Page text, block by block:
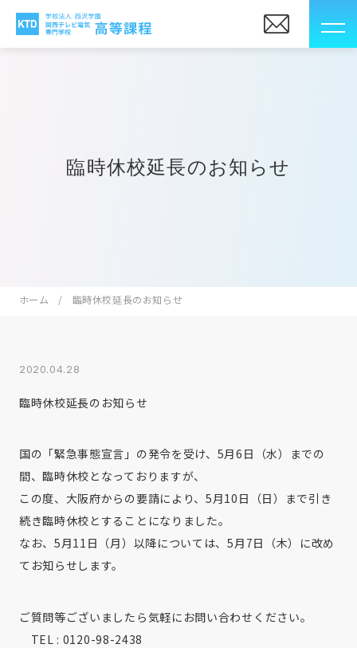
臨時休校延長のお知らせ
ホーム 臨時休校延長のお知らせ
2020.04.28
臨時休校延長のお知らせ
国の「緊急事態宣言」の発令を受け、5月6日（水）までの
間、臨時休校となっておりますが、
この度、大阪府からの要請により、5月10日（日）まで引き
続き臨時休校とすることになりました。
なお、5月11日（月）以降については、5月7日（木）に改め
てお知らせします。
ご質問等ございましたら気軽にお問い合わせください。
TEL : 0120-98-2438